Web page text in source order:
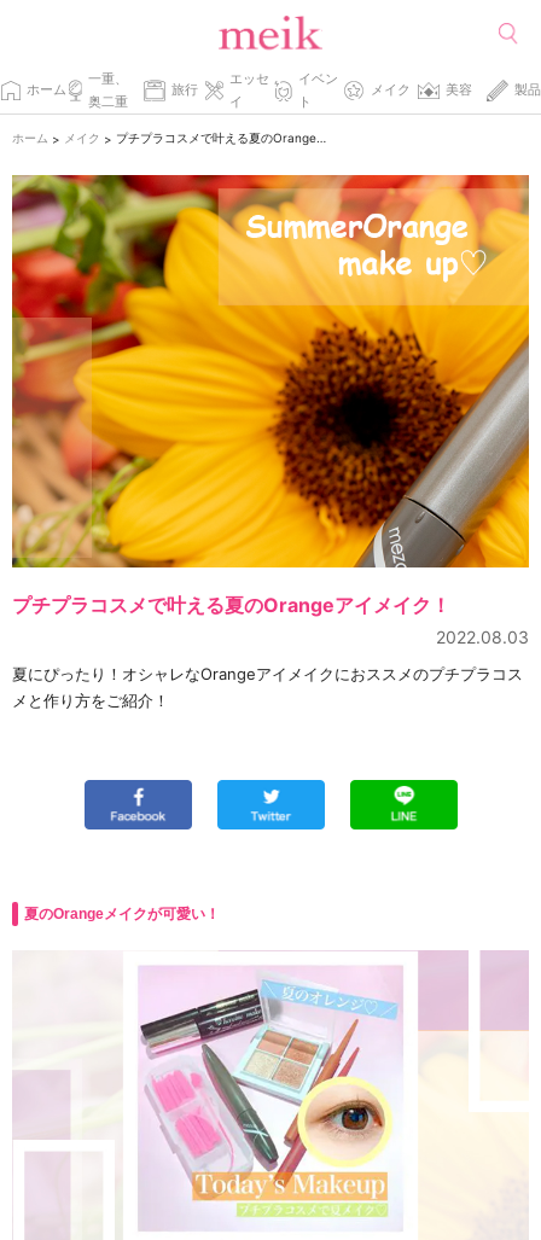
ホーム
一重、
奥二重
旅行
エッセ
イ
イベン
ト
メイク 美容 製品
ホーム > メイク > プチプラコスメで叶える夏のOrangeメイク！
プチプラコスメで叶える夏のOrangeアイメイク！
2022.08.03
夏にぴったり！オシャレなOrangeアイメイクにおススメのプチプラコス
メと作り方をご紹介！
夏のOrangeメイクが可愛い！